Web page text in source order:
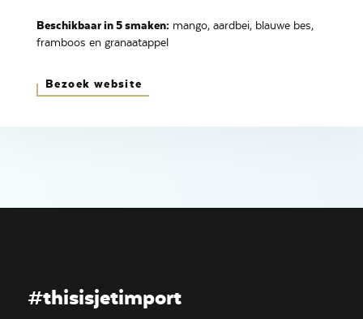
Beschikbaar in 5 smaken: mango, aardbei, blauwe bes,
framboos en granaatappel
Bezoek website
#thisisjetimport